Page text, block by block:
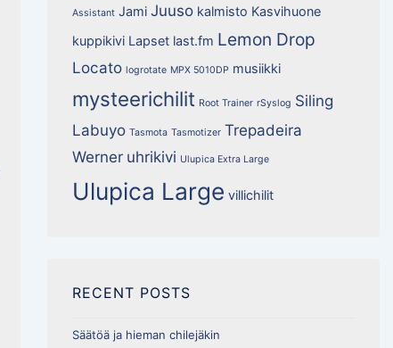
Assistant Jami Juuso kalmisto Kasvihuone
kuppikivi Lapset last.fm Lemon Drop
Locato logrotate MPX 5010DP musiikki
mysteerichilit Root Trainer rSyslog Siling
Labuyo Tasmota Tasmotizer Trepadeira
Werner uhrikivi Ulupica Extra Large
Ulupica Large villichilit
RECENT POSTS
Säätöä ja hieman chilejäkin